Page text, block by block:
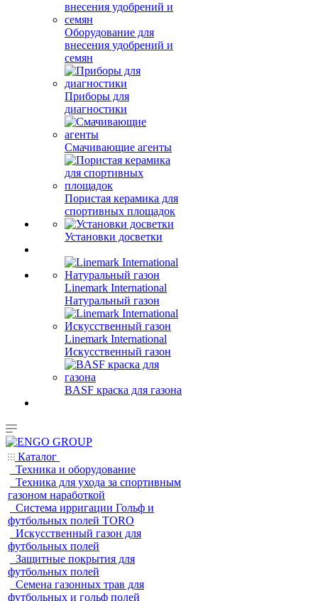
Оборудование для
внесения удобрений и
семян
Приборы для
диагностики
Смачивающие агенты
Пористая керамика для
спортивных площадок
Установки досветки
Linemark International
Натуральный газон
Linemark International
Искусственный газон
BASF краска для газона
Каталог
Техника и оборудование
Техника для ухода за спортивным
газоном наработкой
Система ирригации Гольф и
футбольных полей TORO
Искусственный газон для
футбольных полей
Защитные покрытия для
футбольных полей
Семена газонных трав для
футбольных и гольф полей